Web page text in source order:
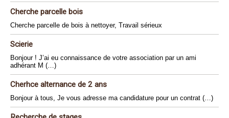
Cherche parcelle bois
Cherche parcelle de bois à nettoyer, Travail sérieux
Scierie
Bonjour ! J’ai eu connaissance de votre association par un ami
adhérant M (…)
Cherhce alternance de 2 ans
Bonjour à tous, Je vous adresse ma candidature pour un contrat (…)